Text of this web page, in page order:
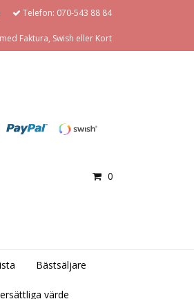
Telefon: 070-543 88 84
Faktura, Swish eller Kort
0
Bästsäljare
värde